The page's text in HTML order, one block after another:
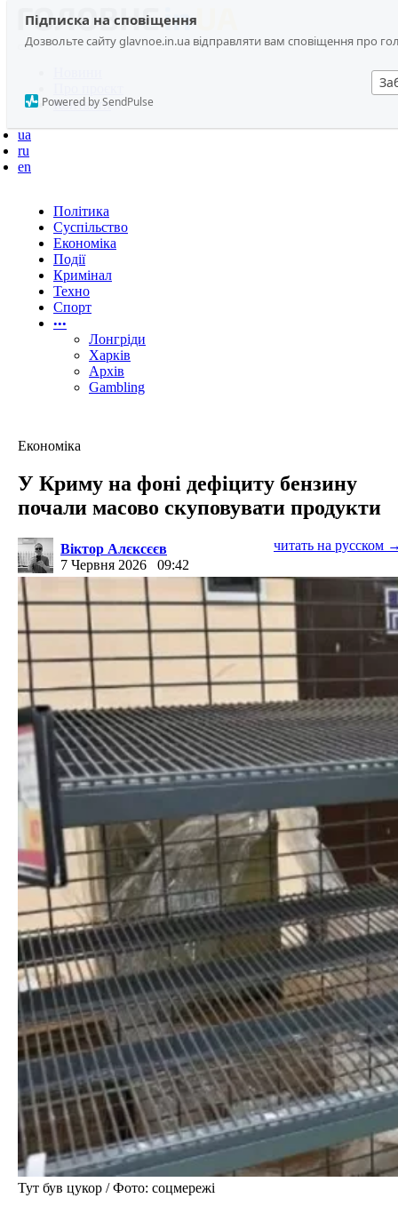
Підписка на сповіщення
Дозвольте сайту glavnoe.in.ua відправляти вам сповіщення про
Powered by SendPulse
Контакти
ua
ru
en
Політика
Суспільство
Економіка
Події
Кримінал
Техно
Спорт
•••
Лонгріди
Харків
Архів
Gambling
Економіка
У Криму на фоні дефіциту бензину
почали масово скуповувати продукти
Віктор Алєксєєв
7 Червня 2026
09:42
читать на русском
Тут був цукор / Фото: соцмережі